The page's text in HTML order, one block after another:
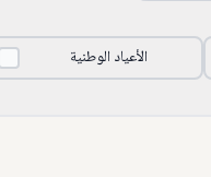
الأعياد الوطنية